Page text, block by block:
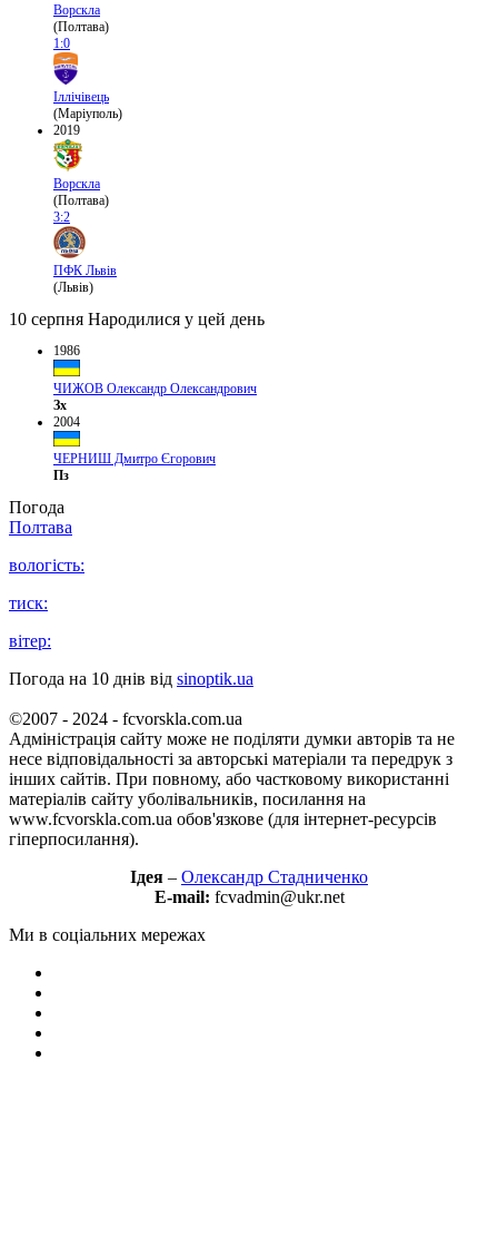
Ворскла
(Полтава)
1:0
Іллічівець
(Маріуполь)
2019
Ворскла
(Полтава)
3:2
ПФК Львів
(Львів)
10 серпня Народилися у цей день
1986
ЧИЖОВ Олександр Олександрович
Зх
2004
ЧЕРНИШ Дмитро Єгорович
Пз
Погода
Полтава
вологість:
тиск:
вітер:
Погода на 10 днів від sinoptik.ua
©2007 - 2024 - fcvorskla.com.ua
Адміністрація сайту може не поділяти думки авторів та не
несе відповідальності за авторські матеріали та передрук з
інших сайтів. При повному, або частковому використанні
матеріалів сайту уболівальників, посилання на
www.fcvorskla.com.ua обов'язкове (для інтернет-ресурсів
гіперпосилання).
Ідея – Олександр Стадниченко
E-mail: fcvadmin@ukr.net
Ми в соціальних мережах